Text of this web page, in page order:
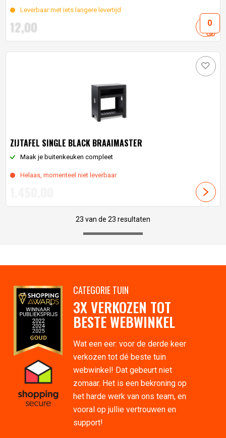
Leverbaar met iets langere levertijd
12,00
ZIJTAFEL SINGLE BLACK BRAAIMASTER
Maak je buitenkeuken compleet
Helaas, momenteel niet leverbaar
23 van de 23 resultaten
CATEGORIE TUIN
3X VERKOZEN TOT
BESTE WEBWINKEL
Wat een eer: voor de derde keer
verkozen tot dé beste tuin
webwinkel! Dat gebeurt niet
zomaar. Het is een bekroning op
het harde werk van ons team, en
vooral op jullie vertrouwen en
support!